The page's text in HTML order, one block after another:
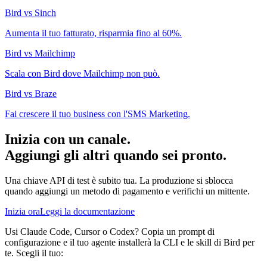
Bird vs Sinch
Aumenta il tuo fatturato, risparmia fino al 60%.
Bird vs Mailchimp
Scala con Bird dove Mailchimp non può.
Bird vs Braze
Fai crescere il tuo business con l'SMS Marketing.
Inizia con un canale.
Aggiungi gli altri quando sei pronto.
Una chiave API di test è subito tua. La produzione si sblocca
quando aggiungi un metodo di pagamento e verifichi un mittente.
Inizia oraLeggi la documentazione
Usi Claude Code, Cursor o Codex? Copia un prompt di
configurazione e il tuo agente installerà la CLI e le skill di Bird per
te. Scegli il tuo: